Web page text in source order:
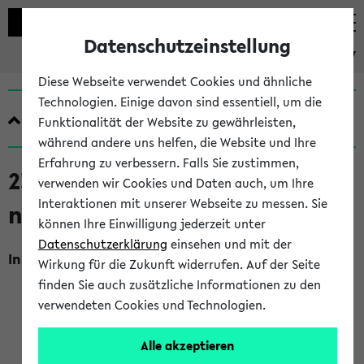
eKVV
Quicklinks
230525 Praktikumsvor- und -
nachbereitung (S) (SoSe 2026)
Inhalt, Kommentar
Das Seminar dient der Vorbereitung auf das im Rahmen
des Bachelor-Studienganges obligatorische Praktikum,
das an einer Institution des In- oder Auslands, an der
DaF/DaZ unterrichtet wird und/oder die im Bereich der
Datenschutzeinstellung
Diese Webseite verwendet Cookies und ähnliche
Technologien. Einige davon sind essentiell, um die
Funktionalität der Website zu gewährleisten,
während andere uns helfen, die Website und Ihre
Erfahrung zu verbessern. Falls Sie zustimmen,
verwenden wir Cookies und Daten auch, um Ihre
Interaktionen mit unserer Webseite zu messen. Sie
können Ihre Einwilligung jederzeit unter
Datenschutzerklärung einsehen und mit der
Wirkung für die Zukunft widerrufen. Auf der Seite
finden Sie auch zusätzliche Informationen zu den
verwendeten Cookies und Technologien.
Alle akzeptieren